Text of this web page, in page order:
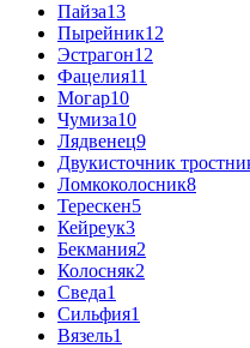
Пайза13
Пырейник12
Эстрагон12
Фацелия11
Могар10
Чумиза10
Лядвенец9
Двукисточник
Ломкоколосник8
Терескен5
Кейреук3
Бекмания2
Колосняк2
Сведа1
Сильфия1
Вязель1